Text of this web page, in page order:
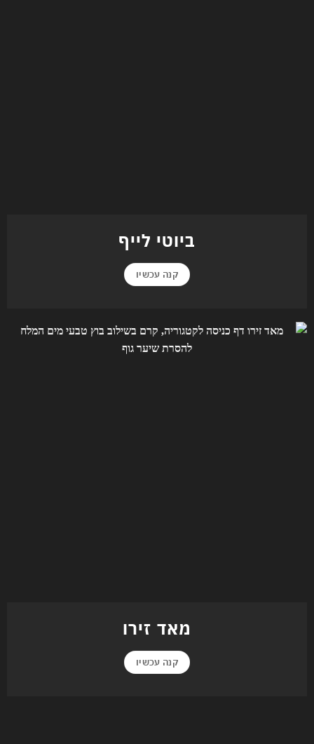
ביוטי לייף
קנה עכשיו
מאד זירו
קנה עכשיו